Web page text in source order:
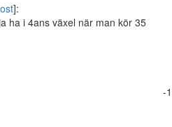
]:
ha i 4ans växel när man kör 35
-1